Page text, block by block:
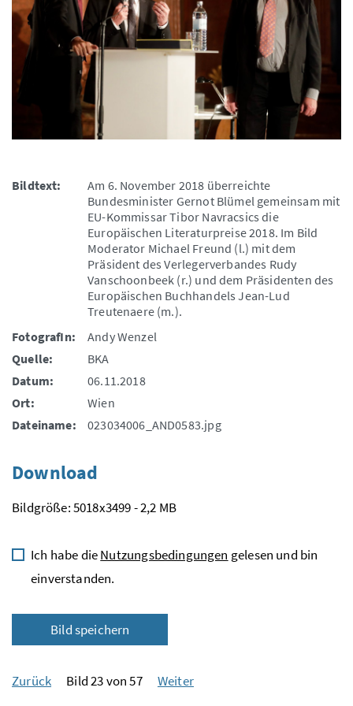
Bildtext:
Am 6. November 2018 überreichte
Bundesminister Gernot Blümel gemeinsam mit
EU-Kommissar Tibor Navracsics die
Europäischen Literaturpreise 2018. Im Bild
Moderator Michael Freund (l.) mit dem
Präsident des Verlegerverbandes Rudy
Vanschoonbeek (r.) und dem Präsidenten des
Europäischen Buchhandels Jean-Lud
Treutenaere (m.).
FotografIn:
Andy Wenzel
Quelle:
BKA
Datum:
06.11.2018
Ort:
Wien
Dateiname:
023034006_AND0583.jpg
Download
Bildgröße: 5018x3499 - 2,2 MB
Ich habe dieNutzungsbedingungen gelesen und bin
einverstanden.
Bild speichern
Zurück Bild 23 von 57 Weiter